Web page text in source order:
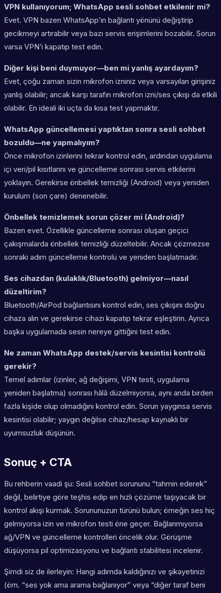
VPN kullanıyorum; WhatsApp sesli sohbet etkilenir mi?
Evet. VPN bazen WhatsApp’ın bağlantı yönünü değiştirip
gecikmeyi artırabilir veya bazı servis erişimlerini bozabilir. Sorun
varsa VPN’i kapatıp test edin.
Diğer kişi beni duymuyor—ben mi yanlış ayardayım?
Evet, çoğu zaman sizin mikrofon izniniz veya varsayılan girişiniz
yanlış olabilir; ancak karşı tarafın mikrofon izni/ses çıkışı da etkili
olabilir. En ideali iki uçta da kısa test yapmaktır.
WhatsApp güncellemesi yaptıktan sonra sesli sohbet
bozuldu—ne yapmalıyım?
Önce mikrofon izinlerini tekrar kontrol edin, ardından uygulama
içi veri/pil kısıtlarını ve güncelleme sonrası servis etkilerini
yoklayın. Gerekirse önbellek temizliği (Android) veya yeniden
kurulum (son çare) denenebilir.
Önbellek temizlemek sorun çözer mi (Android)?
Bazen evet. Özellikle güncelleme sonrası oluşan geçici
çakışmalarda önbellek temizliği düzeltebilir. Ancak çözmezse
sonraki adım güncelleme kontrolü ve yeniden başlatmadır.
Ses cihazdan (kulaklık/Bluetooth) gelmiyor—nasıl
düzeltirim?
Bluetooth/AirPod bağlantısını kontrol edin, ses çıkışını doğru
cihaza alın ve gerekirse cihazı kapatıp tekrar eşleştirin. Ayrıca
başka uygulamada sesin nereye gittiğini test edin.
Ne zaman WhatsApp destek/servis kesintisi kontrolü
gerekir?
Temel adımlar (izinler, ağ değişimi, VPN testi, uygulama
yeniden başlatma) sonrası hâlâ düzelmiyorsa, aynı anda birden
fazla kişide olup olmadığını kontrol edin. Sorun yaygınsa servis
kesintisi olabilir; yaygın değilse cihaz/hesap kaynaklı bir
uyumsuzluk düşünün.
Sonuç + CTA
Bu rehberin vaadi şu: Sesli sohbet sorununu “tahmin ederek”
değil, belirtiye göre teşhis edip en hızlı çözüme taşıyacak bir
kontrol akışı kurmak. Sorununuzun türünü bulun; örneğin ses hiç
gelmiyorsa izin ve mikrofon testi öne geçer. Bağlanmıyorsa
ağ/VPN ve güncelleme kontrolleri öncelik olur. Görüşme
düşüyorsa pil optimizasyonu ve bağlantı stabilitesi incelenir.
Şimdi siz de ilerleyin: Hangi adımda kaldığınızı ve şikayetinizi
(örn. “ses yok ama arama bağlanıyor” veya “diğer taraf beni